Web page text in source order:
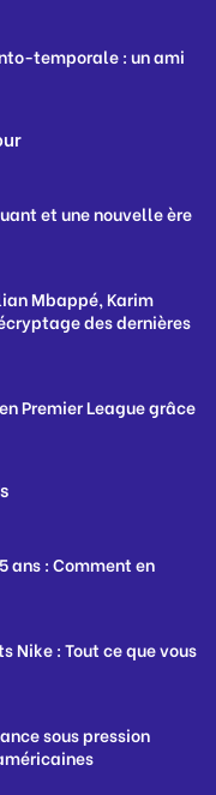
temporale : un ami
et une nouvelle ère
Mbappé, Karim
des dernières
Premier League grâce
ans : Comment en
Nike : Tout ce que vous
sous pression